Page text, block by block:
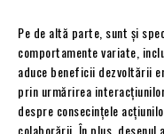
Pe de altă parte, sunt și
comportamente variate,
aduce beneficii dezvoltării
prin urmărirea
despre consecințele
colaborării. În plus,